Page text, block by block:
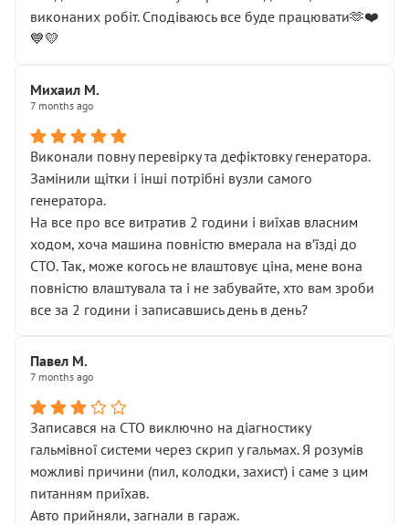
виконаних робіт. Сподіваюсь все буде працювати🫶❤️
💙💛
Михаил М.
7 months ago
Виконали повну перевірку та дефіктовку генератора.
Замінили щітки і інші потрібні вузли самого
генератора.
На все про все витратив 2 години і виїхав власним
ходом, хоча машина повністю вмерала на вʼїзді до
СТО. Так, може когось не влаштовує ціна, мене вона
повністю влаштувала та і не забувайте, хто вам зроби
все за 2 години і записавшись день в день?
Павел М.
7 months ago
Записався на СТО виключно на діагностику
гальмівної системи через скрип у гальмах. Я розумів
можливі причини (пил, колодки, захист) і саме з цим
питанням приїхав.
Авто прийняли, загнали в гараж.